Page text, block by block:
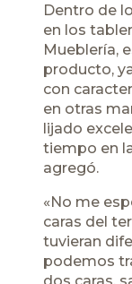
Dentro de
en los
Mueblería,
producto,
con
en otras
lijado
tiempo en
agregó.
«No me
caras del
tuvieran
podemos